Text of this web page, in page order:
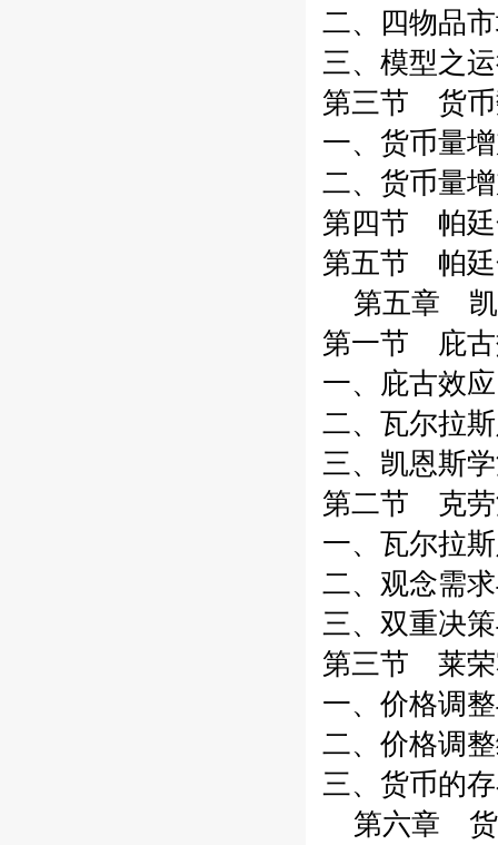
二、四物品
三、模型之
第三节 货币
一、货币量
二、货币量
第四节 帕廷
第五节 帕廷
第五章 凯
第一节 庇古
一、庇古效应
二、瓦尔拉
三、凯恩斯
第二节 克劳
一、瓦尔拉
二、观念需
三、双重决
第三节 莱荣
一、价格调
二、价格调
三、货币的
第六章 货